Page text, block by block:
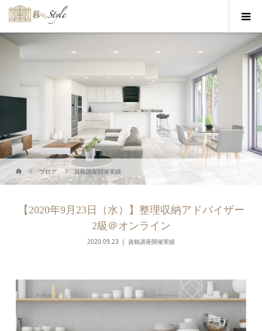
ブログ 資格講座開催実績
【2020年9月23日（水）】整理収納アドバイザー
2級＠オンライン
2020.09.23 資格講座開催実績